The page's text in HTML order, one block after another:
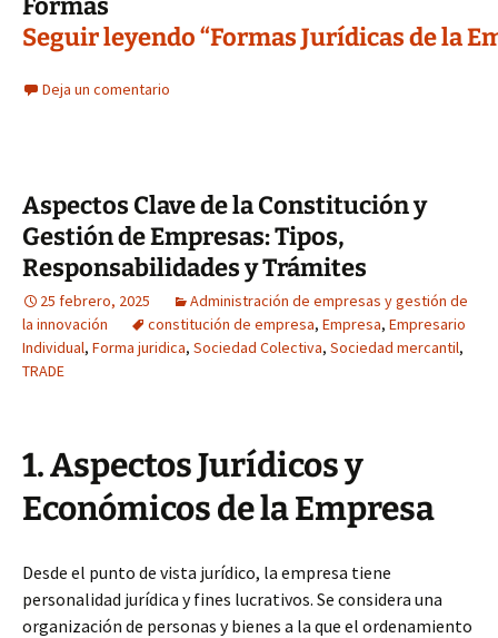
Formas
Seguir leyendo “Formas Jurídicas de la
Deja un comentario
Aspectos Clave de la Constitución y
Gestión de Empresas: Tipos,
Responsabilidades y Trámites
25 febrero, 2025
Administración de empresas y gestión de
la innovación
constitución de empresa, Empresa, Empresario
Individual, Forma juridica, Sociedad Colectiva, Sociedad mercantil,
TRADE
1. Aspectos Jurídicos y
Económicos de la Empresa
Desde el punto de vista jurídico, la empresa tiene
personalidad jurídica y fines lucrativos. Se considera una
organización de personas y bienes a la que el ordenamiento